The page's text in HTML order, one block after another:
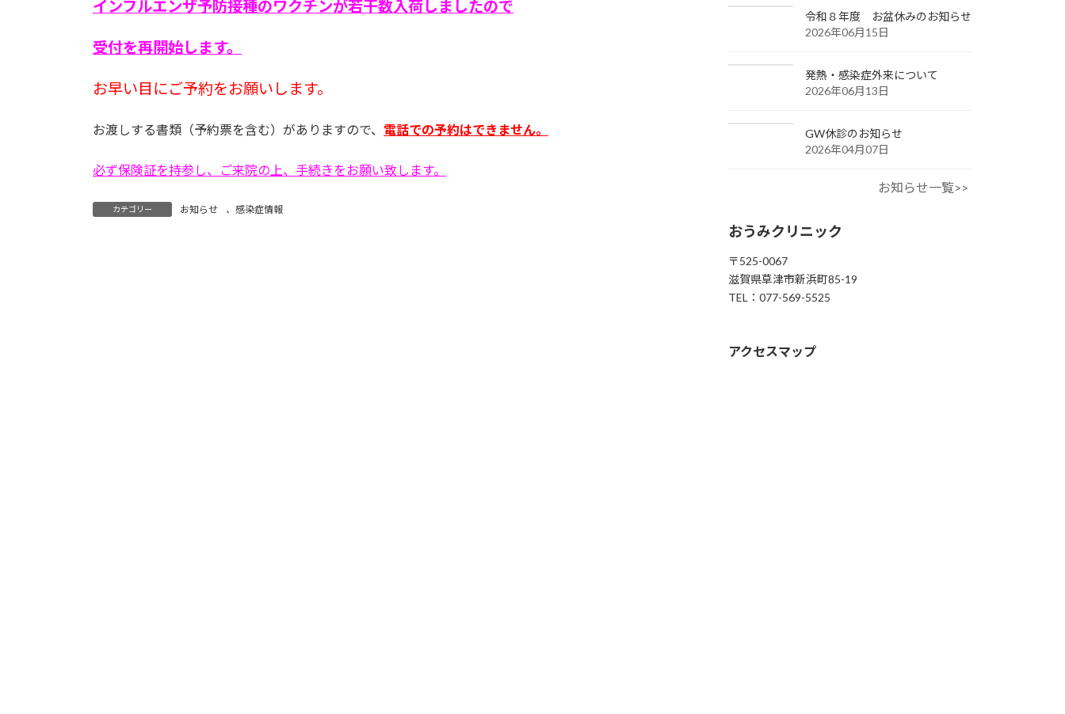
インフルエンザ予防接種のワクチンが若干数入荷しましたので
受付を再開始します。
お早い目にご予約をお願いします。
お渡しする書類（予約票を含む）がありますので、 電話での予約はできません。
必ず保険証を持参し、ご来院の上、手続きをお願い致します。
カテゴリー お知らせ 、 感染症情報
令和８年度 お盆休みのお知らせ
2026年06月15日
発熱・感染症外来について
2026年06月13日
GW休診のお知らせ
2026年04月07日
お知らせ一覧>>
おうみクリニック
〒525-0067
滋賀県草津市新浜町85-19
TEL：077-569-5525
アクセスマップ